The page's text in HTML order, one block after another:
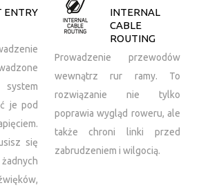
ENTRY
system
je pod
się
INTERNAL
CABLE
ROUTING
Prowadzenie przewodów
wewnątrz rur ramy. To
rozwiązanie nie tylko
poprawia wygląd roweru, ale
także chroni linki przed
zabrudzeniem i wilgocią.